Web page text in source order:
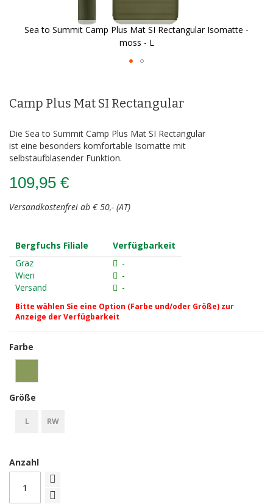
Sea to Summit Camp Plus Mat SI Rectangular Isomatte -
moss - L
der
Bildergalerie
Camp Plus Mat SI Rectangular
Die Sea to Summit Camp Plus Mat SI Rectangular
ist eine besonders komfortable Isomatte mit
selbstaufblasender Funktion.
109,95 €
Versandkostenfrei ab € 50,- (AT)
Bergfuchs Filiale
Verfügbarkeit
Graz
-
Wien
-
Versand
-
Bitte wählen Sie eine Option (Farbe und/oder Größe) zur
Anzeige der Verfügbarkeit
Farbe
Größe
L RW
Anzahl